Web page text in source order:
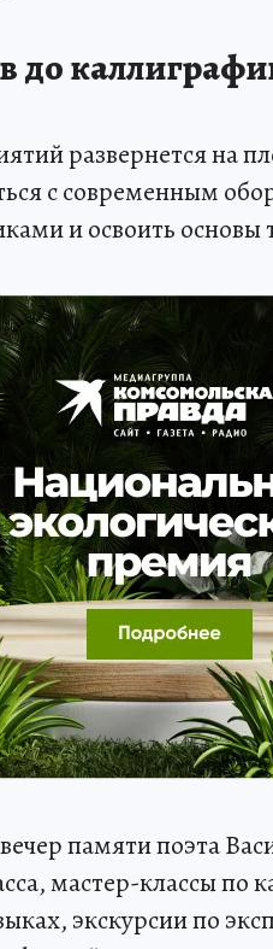
до
развернется на
с современным
и освоить
памяти поэта
мастер-классы по
экскурсии по